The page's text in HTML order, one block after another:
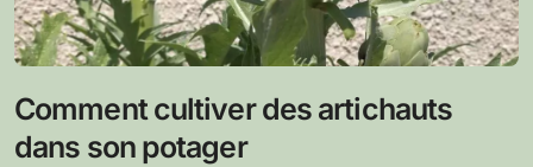
Comment cultiver des artichauts
dans son potager